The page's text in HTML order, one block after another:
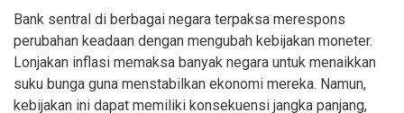
Bank sentral di berbagai negara terpaksa merespons
perubahan keadaan dengan mengubah kebijakan moneter.
Lonjakan inflasi memaksa banyak negara untuk menaikkan
suku bunga guna menstabilkan ekonomi mereka. Namun,
kebijakan ini dapat memiliki konsekuensi jangka panjang,